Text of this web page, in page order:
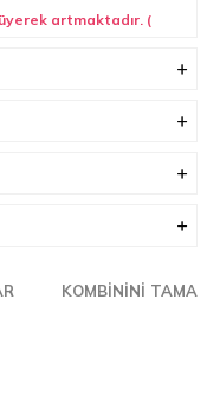
artmaktadır. (
KOMBININI